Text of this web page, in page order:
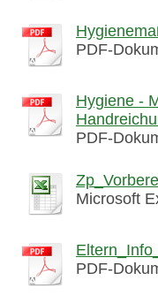
PDF-
Hygiene -
PDF-
Microsoft
PDF-